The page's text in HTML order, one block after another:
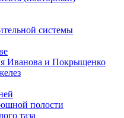
системы
Иванова и Покрыщенко
полости
таза